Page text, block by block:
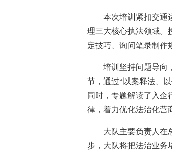
本次培训紧扣交通
理三大核心执法领域。
定技巧、询问笔录制作
培训坚持问题导向
节，通过“以案释法、
同时，专题解读了入企
律，着力优化法治化营
大队主要负责人在
步，大队将把法治业务